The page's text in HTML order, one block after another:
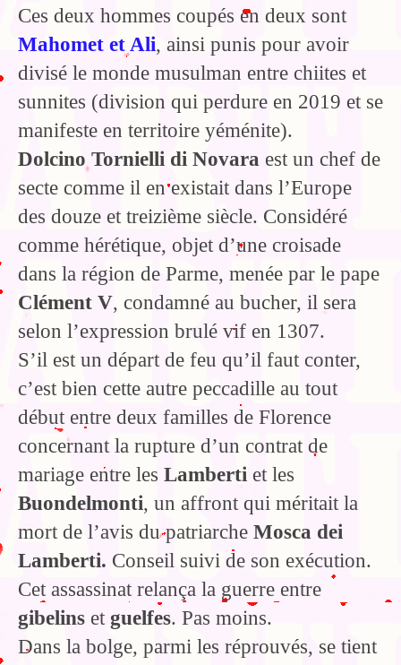
Ces deux hommes coupés en deux sont
Mahomet et Ali, ainsi punis pour avoir
divisé le monde musulman entre chiites et
sunnites (division qui perdure en 2019 et se
manifeste en territoire yéménite).
Dolcino Tornielli di Novara est un chef de
secte comme il en existait dans l’Europe
des douze et treizième siècle. Considéré
comme hérétique, objet d’une croisade
dans la région de Parme, menée par le pape
Clément V, condamné au bucher, il sera
selon l’expression brulé vif en 1307.
S’il est un départ de feu qu’il faut conter,
c’est bien cette autre peccadille au tout
début entre deux familles de Florence
concernant la rupture d’un contrat de
mariage entre les Lamberti et les
Buondelmonti, un affront qui méritait la
mort de l’avis du patriarche Mosca dei
Lamberti. Conseil suivi de son exécution.
Cet assassinat relança la guerre entre
gibelins et guelfes. Pas moins.
Dans la bolge, parmi les réprouvés, se tient